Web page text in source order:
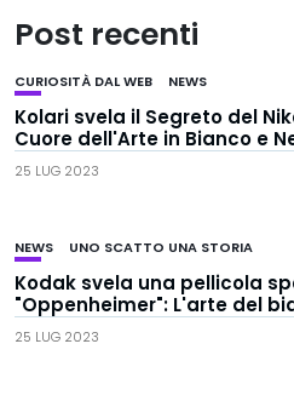
Post recenti
CURIOSITÀ DAL WEB NEWS
Kolari svela il Segreto del
Cuore dell'Arte in Bianco e
25 LUG 2023
NEWS UNO SCATTO UNA STORIA
Kodak svela una pellicola
"Oppenheimer": L'arte del
25 LUG 2023